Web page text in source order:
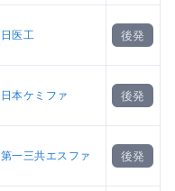
日医工 後発
日本ケミファ 後発
第一三共エスファ 後発